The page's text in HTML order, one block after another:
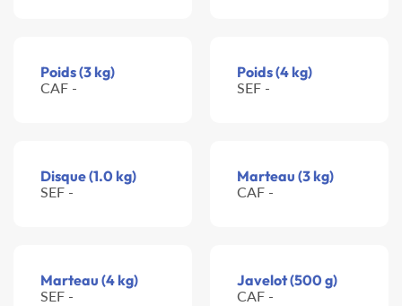
Poids (3 kg)
CAF -
Poids (4 kg)
SEF -
Disque (1.0 kg)
SEF -
Marteau (3 kg)
CAF -
Marteau (4 kg)
SEF -
Javelot (500 g)
CAF -